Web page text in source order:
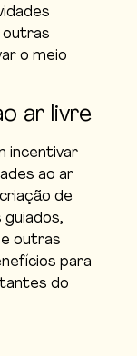
outras
o meio
ar livre
incentivar
ao ar
de
guiados,
e outras
para
do